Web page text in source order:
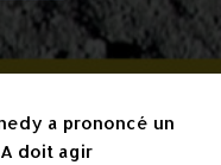
a prononcé un
doit agir